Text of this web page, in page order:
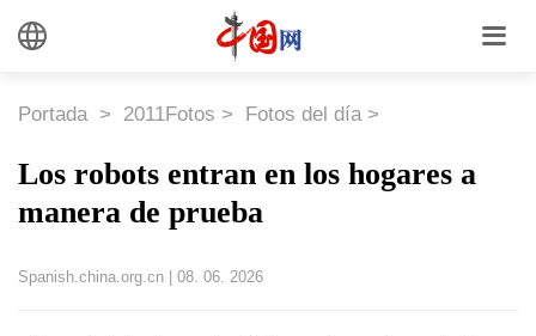
Portada > 2011Fotos > Fotos del día >
Los robots entran en los hogares a
manera de prueba
Spanish.china.org.cn 08. 06. 2026